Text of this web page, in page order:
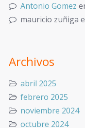
Antonio Gomez
mauricio zuñiga
Archivos
abril 2025
febrero 2025
noviembre 2024
octubre 2024